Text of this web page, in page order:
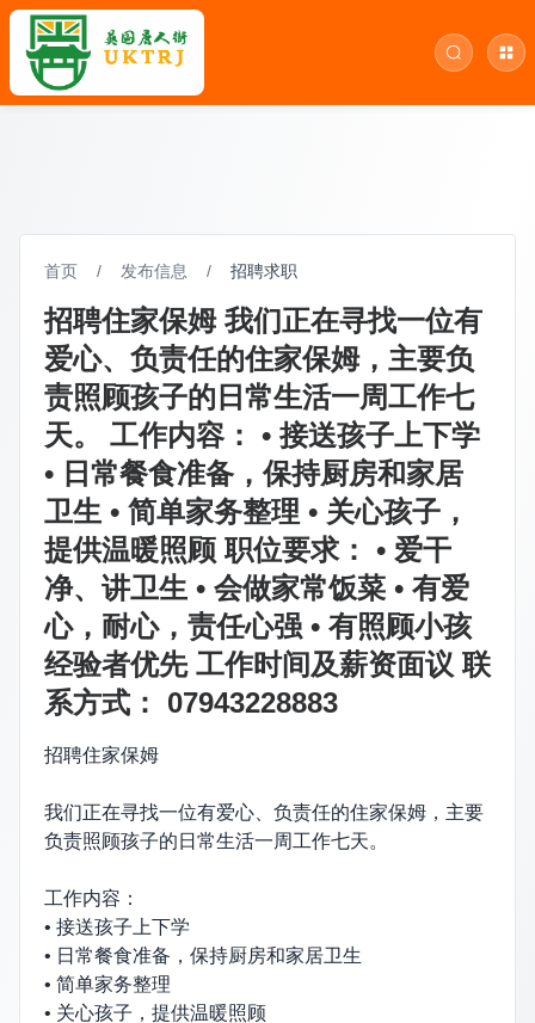
首页 / 发布信息 / 招聘求职
招聘住家保姆 我们正在寻找一位有
爱心、负责任的住家保姆，主要负
责照顾孩子的日常生活一周工作七
天。 工作内容： • 接送孩子上下学
• 日常餐食准备，保持厨房和家居
卫生 • 简单家务整理 • 关心孩子，
提供温暖照顾 职位要求： • 爱干
净、讲卫生 • 会做家常饭菜 • 有爱
心，耐心，责任心强 • 有照顾小孩
经验者优先 工作时间及薪资面议 联
系方式： 07943228883
招聘住家保姆
我们正在寻找一位有爱心、负责任的住家保姆，主要
负责照顾孩子的日常生活一周工作七天。
工作内容：
• 接送孩子上下学
• 日常餐食准备，保持厨房和家居卫生
• 简单家务整理
• 关心孩子，提供温暖照顾